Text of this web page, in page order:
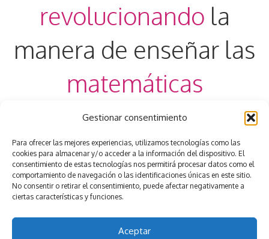
Gestionar consentimiento
Para ofrecer las mejores experiencias, utilizamos tecnologías como las
cookies para almacenar y/o acceder a la información del dispositivo. El
consentimiento de estas tecnologías nos permitirá procesar datos como el
comportamiento de navegación o las identificaciones únicas en este sitio.
No consentir o retirar el consentimiento, puede afectar negativamente a
ciertas características y funciones.
Aceptar
revolucionando la
manera de enseñar las
matemáticas
Reserva tu plaza aquí